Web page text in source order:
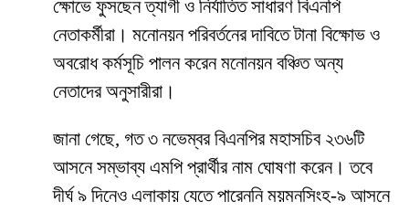
ক্ষোভে ফুসছেন ত্যাগী ও নির্যাতিত সাধারণ বিএনপি
নেতাকর্মীরা। মনোনয়ন পরিবর্তনের দাবিতে টানা বিক্ষোভ ও
অবরোধ কর্মসূচি পালন করেন মনোনয়ন বঞ্চিত অন্য
নেতাদের অনুসারীরা।
জানা গেছে, গত ৩ নভেম্বর বিএনপির মহাসচিব ২৩৬টি
আসনে সম্ভাব্য এমপি প্রার্থীর নাম ঘোষণা করেন। তবে
দীর্ঘ ৯ দিনেও এলাকায় যেতে পারেননি ময়মনসিংহ-৯ আসনে